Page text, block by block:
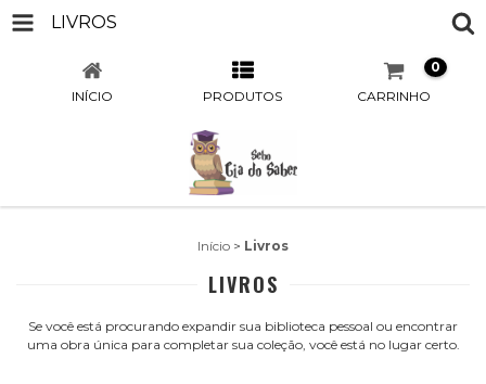
LIVROS
INÍCIO PRODUTOS CARRINHO
0
Início > Livros
LIVROS
Se você está procurando expandir sua biblioteca pessoal ou encontrar
uma obra única para completar sua coleção, você está no lugar certo.